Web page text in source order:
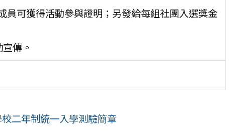
可獲得活動參與證明；另發給每組社團入選獎金
傳。
二年制統一入學測驗簡章